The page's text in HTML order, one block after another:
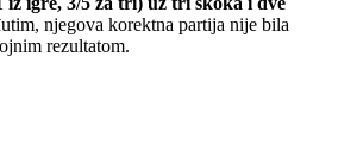
njegova korektna partija nije bila
rezultatom.